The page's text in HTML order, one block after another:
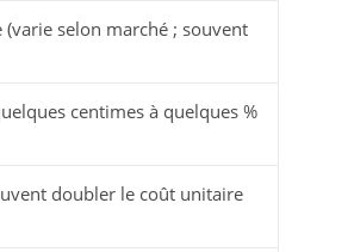
selon marché ; souvent
centimes à quelques %
doubler le coût unitaire